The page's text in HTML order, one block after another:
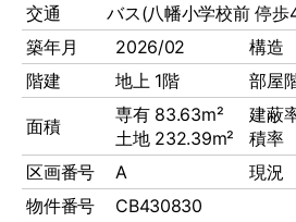
交通
バス(八幡小学校前 停歩
築年月
2026/02 構造
階建
地上 1階 部屋
面積
専有 83.63m²
土地 232.39m²
建蔽
積率
区画番号 A 現況
物件番号
CB430830